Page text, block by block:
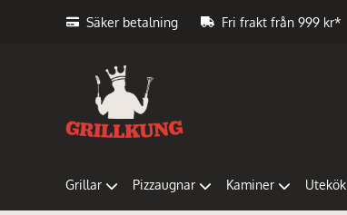
Säker betalning Fri frakt från 999 kr*
Grillar Pizzaugnar Kaminer Utekök